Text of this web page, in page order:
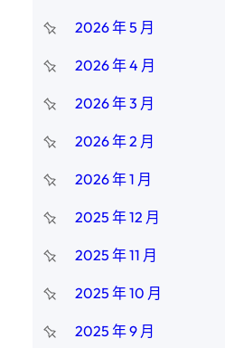
2026 年 5 月
2026 年 4 月
2026 年 3 月
2026 年 2 月
2026 年 1 月
2025 年 12 月
2025 年 11 月
2025 年 10 月
2025 年 9 月